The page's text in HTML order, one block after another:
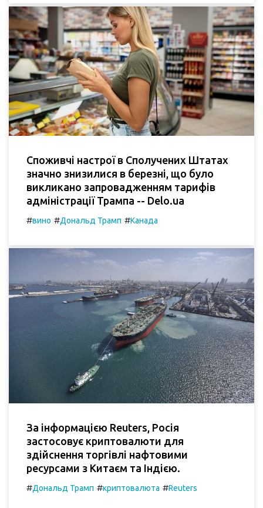
Споживчі настрої в Сполучених Штатах
значно знизилися в березні, що було
викликано запровадженням тарифів
адміністрації Трампа -- Delo.ua
#вино #Дональд Трамп #Канада
За інформацією Reuters, Росія
застосовує криптовалюти для
здійснення торгівлі нафтовими
ресурсами з Китаєм та Індією.
#Дональд Трамп #криптовалюта #Reuters